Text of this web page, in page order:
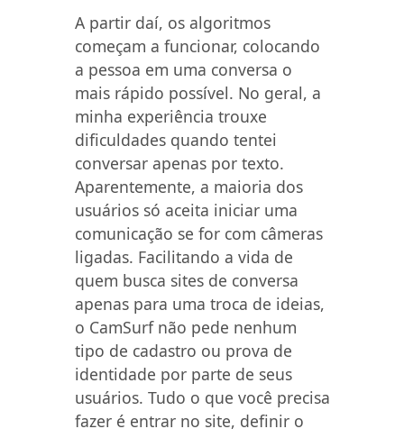
A partir daí, os algoritmos
começam a funcionar, colocando
a pessoa em uma conversa o
mais rápido possível. No geral, a
minha experiência trouxe
dificuldades quando tentei
conversar apenas por texto.
Aparentemente, a maioria dos
usuários só aceita iniciar uma
comunicação se for com câmeras
ligadas. Facilitando a vida de
quem busca sites de conversa
apenas para uma troca de ideias,
o CamSurf não pede nenhum
tipo de cadastro ou prova de
identidade por parte de seus
usuários. Tudo o que você precisa
fazer é entrar no site, definir o